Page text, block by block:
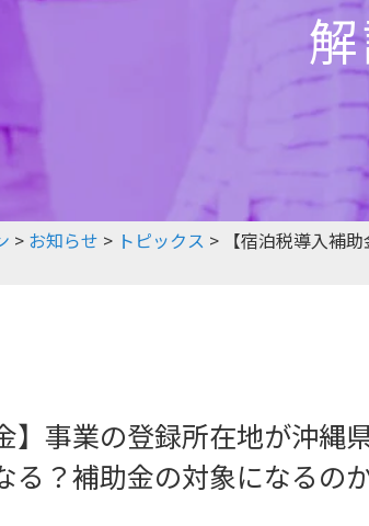
> お知らせ > トピックス > 【宿泊税導入補
】事業の登録所在地が沖縄
る？補助金の対象になるの